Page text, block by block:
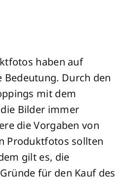
haben auf
Durch den
mit dem
Bilder immer
die Vorgaben von
Produktfotos sollten
gilt es, die
für den Kauf des